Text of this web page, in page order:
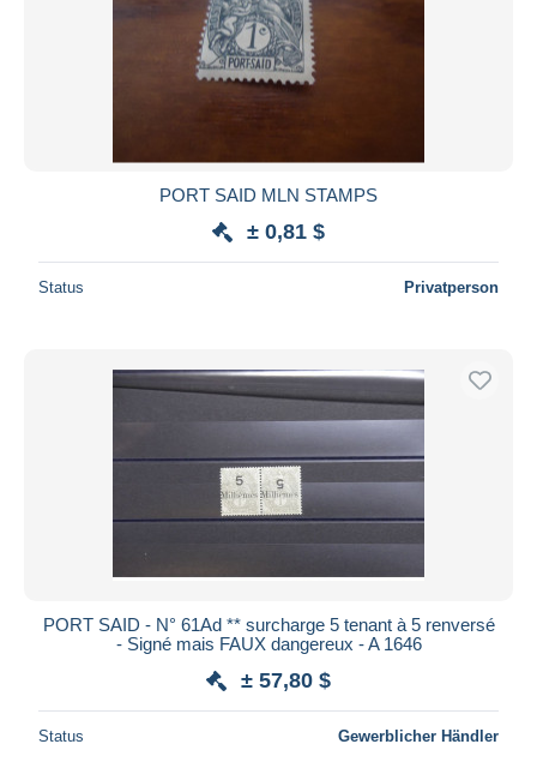
PORT SAID MLN STAMPS
± 0,81 $
Status Privatperson
PORT SAID - N° 61Ad ** surcharge 5 tenant à 5 renversé
- Signé mais FAUX dangereux - A 1646
± 57,80 $
Status Gewerblicher Händler